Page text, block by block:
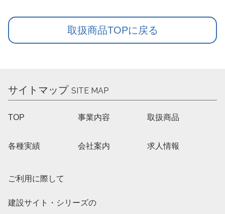
取扱商品TOPに戻る
サイトマップ SITE MAP
TOP 事業内容 取扱商品
各種実績 会社案内 求人情報
ご利用に際して
建設サイト・シリーズの